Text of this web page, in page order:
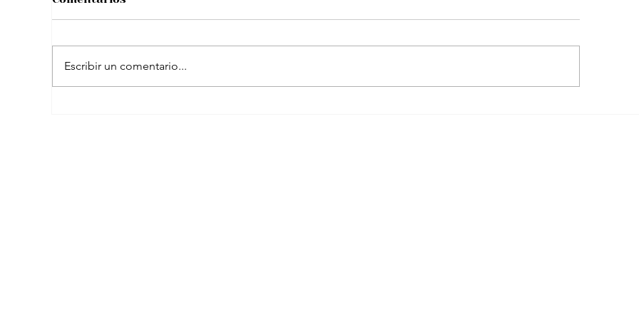
Escribir un comentario...